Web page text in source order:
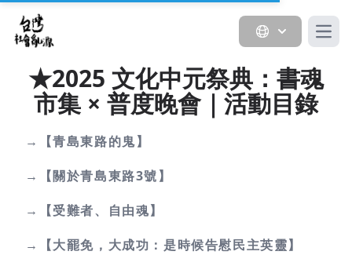
★2025 文化中元祭典：書魂
市集 × 普度晚會｜活動目錄
→【青島東路的鬼】
→【關於青島東路3號】
→【受難者、自由魂】
→【大罷免，大成功：是時候告慰民主英靈】